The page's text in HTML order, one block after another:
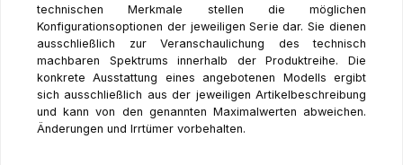
technischen Merkmale stellen die möglichen
Konfigurationsoptionen der jeweiligen Serie dar. Sie dienen
ausschließlich zur Veranschaulichung des technisch
machbaren Spektrums innerhalb der Produktreihe. Die
konkrete Ausstattung eines angebotenen Modells ergibt
sich ausschließlich aus der jeweiligen Artikelbeschreibung
und kann von den genannten Maximalwerten abweichen.
Änderungen und Irrtümer vorbehalten.